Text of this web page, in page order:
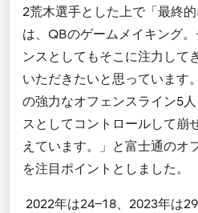
2荒木選手とした上で「最終
は、QBのゲームメイキング。
ンスとして もそこに注力して
いただきたいと思っています
の強力なオフェンスライン5
スとしてコントロールして崩
えています。」と富士通のオ
を注目ポイントとしました。
2022年は24−18、2023年は